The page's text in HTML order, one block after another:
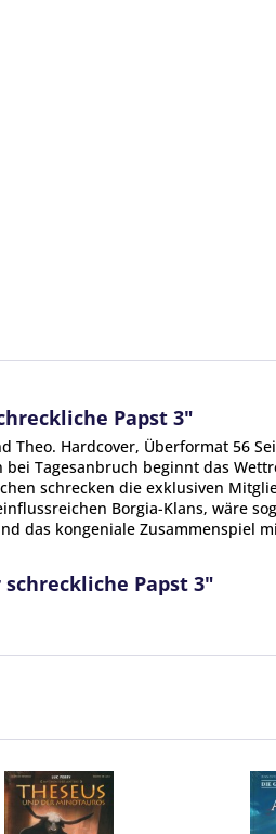
Papst 3"
Theo. Hardcover, Überformat 56
bei Tagesanbruch beginnt das
schrecken die exklusiven
Borgia-Klans, wäre
das kongeniale Zusammenspiel
Papst 3"